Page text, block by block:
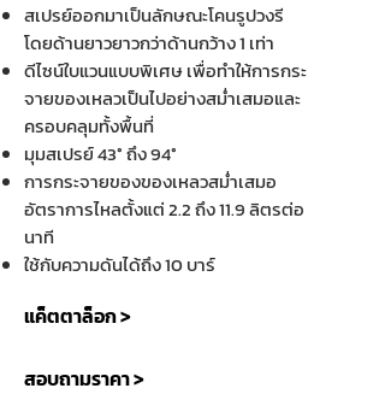
สเปรย์ออกมาเป็นลักษณะโคนรูปวงรี
โดยด้านยาวยาวกว่าด้านกว้าง 1 เท่า
ดีไซน์ใบแวนแบบพิเศษ เพื่อทำให้การกระ
จายของเหลวเป็นไปอย่างสม่ำเสมอและ
ครอบคลุมทั้งพื้นที่
มุมสเปรย์ 43° ถึง 94°
การกระจายของของเหลวสม่ำเสมอ
อัตราการไหลตั้งแต่ 2.2 ถึง 11.9 ลิตรต่อ
นาที
ใช้กับความดันได้ถึง 10 บาร์
แค็ตตาล็อก >
สอบถามราคา >